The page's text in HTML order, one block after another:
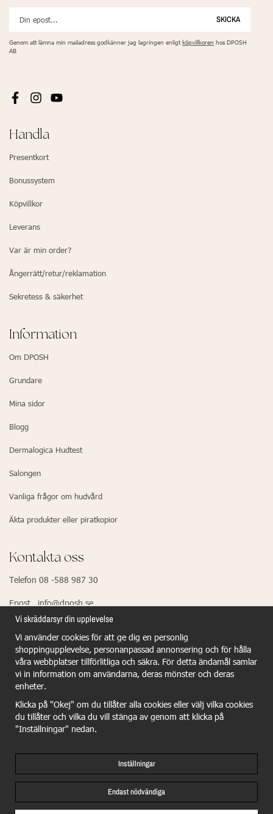
SKICKA
Genom att lämna min mailadress godkänner jag lagringen enligtköpvillkoren hos DPOSH
AB
Handla
Presentkort
Bonussystem
Köpvillkor
Leverans
Var är min order?
Ångerrätt/retur/reklamation
Sekretess & säkerhet
Information
Om DPOSH
Grundare
Mina sidor
Blogg
Dermalogica Hudtest
Salongen
Vanliga frågor om hudvård
Äkta produkter eller piratkopior
Kontakta oss
Telefon 08 -588 987 30
Epost info@dposh.se
EU Responsible Person - Dermalogica
Dermalogica GmbH
Wiesenstr.21
40549 Dûsseldorf
benjamin.schulze@dermalogica.com
Vi skräddarsyr din upplevelse
Vi använder cookies för att ge dig en personlig
shoppingupplevelse, personanpassad annonsering och för hålla
våra webbplatser tillförlitliga och säkra. För detta ändamål samlar
vi in information om användarna, deras mönster och deras
enheter.
Klicka på "Okej" om du tillåter alla cookies eller välj vilka cookies
du tillåter och vilka du vill stänga av genom att klicka på
"Inställningar" nedan.
Inställningar
Endast nödvändiga